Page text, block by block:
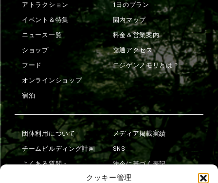
クッキー管理
アトラクション
イベント＆特集
ニュース一覧
ショップ
フード
オンラインショップ
宿泊
1日のプラン
園内マップ
料金＆営業案内
交通アクセス
ニジゲンノモリとは？
団体利用について
チームビルディング計画
よくある質問・
メディア掲載実績
SNS
法令に基づく表記
会社概要